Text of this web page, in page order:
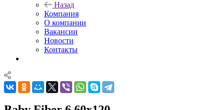
Назад
Компания
О компании
Вакансии
Новости
Контакты